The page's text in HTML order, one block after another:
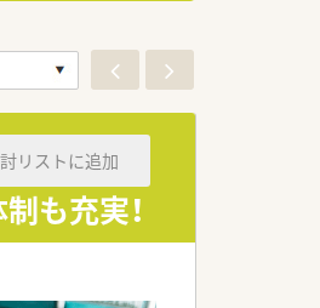
も充実！
リストに追加